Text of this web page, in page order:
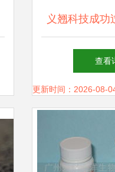
义翘科技成功
试剂领域的
查看
更新时间：2026-08-